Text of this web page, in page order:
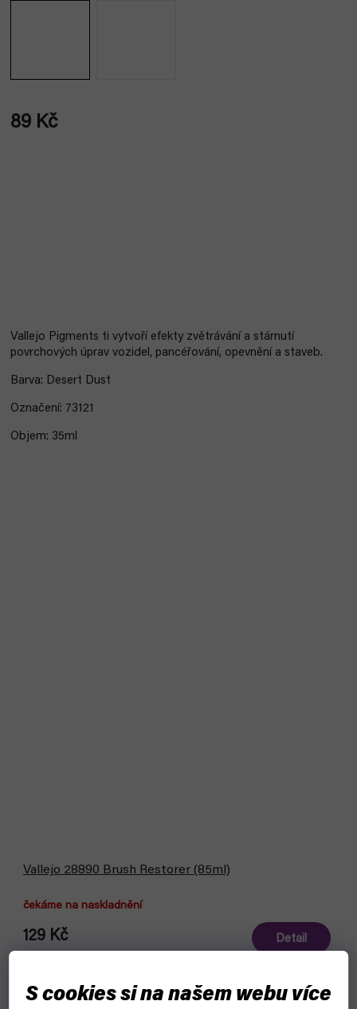
S cookies si na našem webu více
89 Kč
Vallejo Pigments ti vytvoří efekty zvětrávání a stárnutí
povrchových úprav vozidel, pancéřování, opevnění a staveb.
Barva: Desert Dust
Označení: 73121
Objem: 35ml
Vallejo 28890 Brush Restorer (85ml)
čekáme na naskladnění
129 Kč Detail